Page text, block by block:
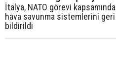
İtalya, NATO görevi
hava savunma sistemlerini geri
bildirildi